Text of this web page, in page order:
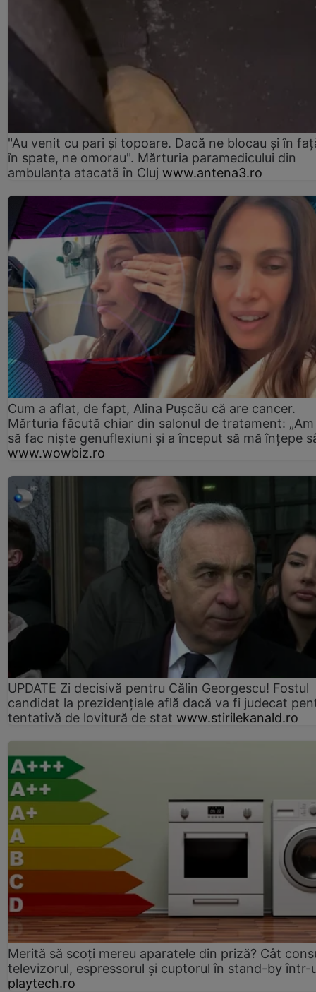
"Au venit cu pari și topoare. Dacă ne blocau şi în
în spate, ne omorau". Mărturia paramedicului din
ambulanţa atacată în Cluj www.antena3.ro
Cum a aflat, de fapt, Alina Pușcău că are cancer.
Mărturia făcută chiar din salonul de tratament:
să fac niște genuflexiuni și a început să mă înțepe
www.wowbiz.ro
UPDATE Zi decisivă pentru Călin Georgescu! Fostul
candidat la prezidențiale află dacă va fi judecat
tentativă de lovitură de stat www.stirilekanald.ro
Merită să scoți mereu aparatele din priză? Cât
televizorul, espressorul și cuptorul în stand-by într-
playtech.ro